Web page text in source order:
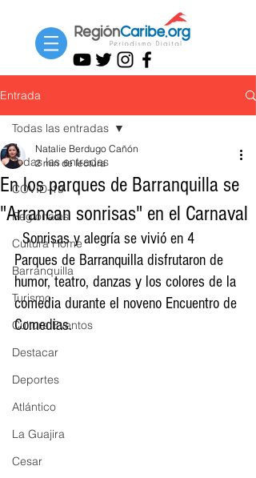
Entrada
Todas las entradas
COVID-19
Regionales
Cultura Home
Barranquilla
Turismo
Cultura Eventos
Destacar
Deportes
Atlántico
La Guajira
Cesar
Todas las entradas
En los parques de Barranquilla se
"Arrancan sonrisas" en el Carnaval
Natalie Berdugo Cañón
2 min de lectura
  Sonrisas y alegría se vivió en 4
Parques de Barranquilla disfrutaron de
humor, teatro, danzas y los colores de la
comedia durante el noveno Encuentro de
Comedias.